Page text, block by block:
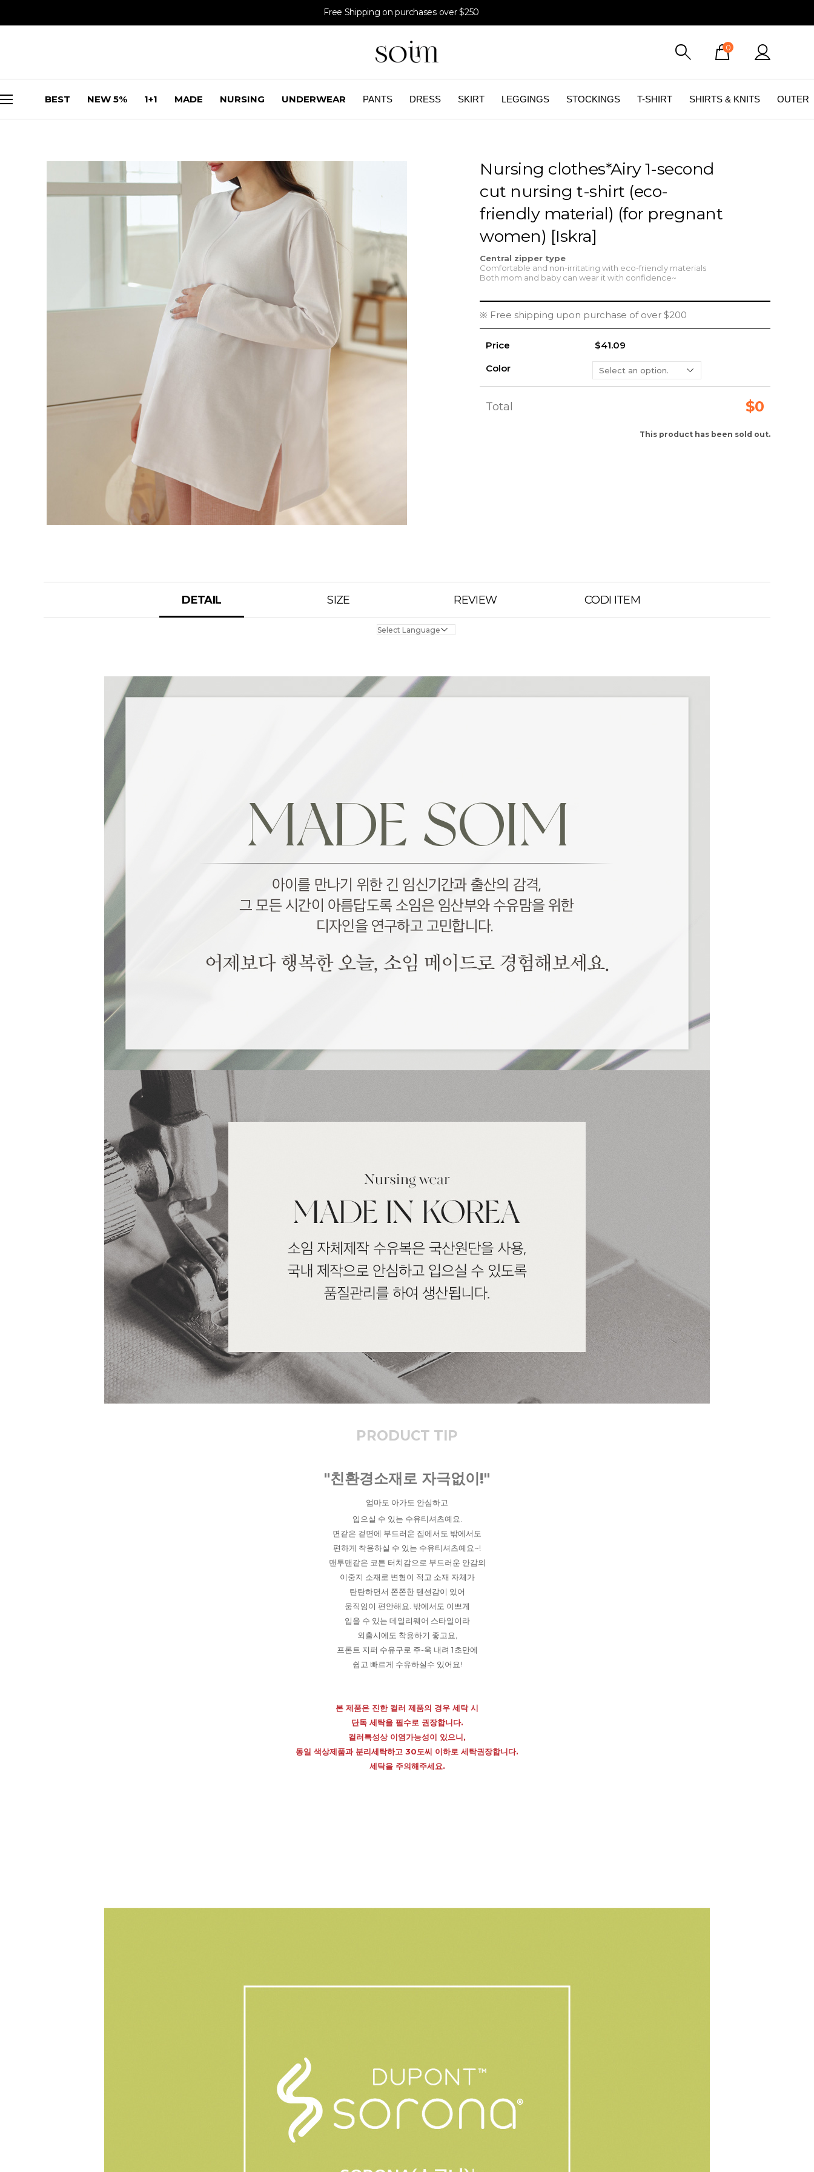
Free Shipping on purchases over $250
0
BEST NEW 5% 1+1 MADE NURSING UNDERWEAR PANTS DRESS SKIRT LEGGINGS STOCKINGS T-SHIRT SHIRTS & KNITS OUTER
Nursing clothes*Airy 1-second
cut nursing t-shirt (eco-
friendly material) (for pregnant
women) [Iskra]
Central zipper type
Comfortable and non-irritating with eco-friendly materials
Both mom and baby can wear it with confidence~
※ Free shipping upon purchase of over $200
Price
$41.09
Color
Total $0
This product has been sold out.
DETAIL SIZE REVIEW CODI ITEM
PRODUCT TIP
"친환경소재로 자극없이!"
엄마도 아가도 안심하고
입으실 수 있는 수유티셔츠예요.
면같은 겉면에 부드러운 집에서도 밖에서도
편하게 착용하실 수 있는 수유티셔츠예요~!
맨투맨같은 코튼 터치감으로 부드러운 안감의
이중지 소재로 변형이 적고 소재 자체가
탄탄하면서 쫀쫀한 텐션감이 있어
움직임이 편안해요. 밖에서도 이쁘게
입을 수 있는 데일리웨어 스타일이라
외출시에도 착용하기 좋고요,
프론트 지퍼 수유구로 주-욱 내려 1초만에
쉽고 빠르게 수유하실수 있어요!
본 제품은 진한 컬러 제품의 경우 세탁 시
단독 세탁을 필수로 권장합니다.
컬러특성상 이염가능성이 있으니,
동일 색상제품과 분리세탁하고 30도씨 이하로 세탁권장합니다.
세탁을 주의해주세요.